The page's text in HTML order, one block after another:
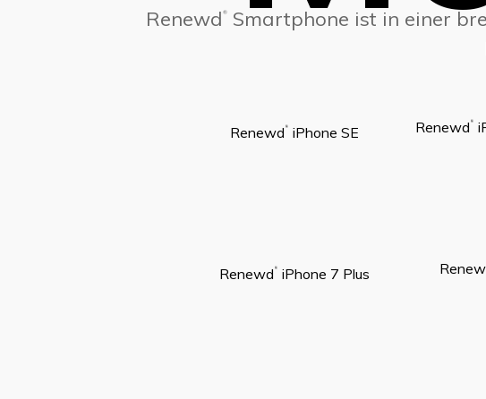
Renewd ®
Smartphone ist in einer
Renewd ® iPhone SE Renewd ®
Renewd ® iPhone 7 Plus